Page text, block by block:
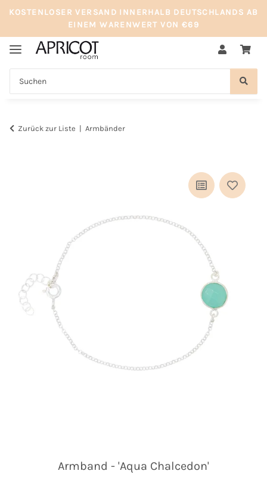
KOSTENLOSER VERSAND INNERHALB DEUTSCHLANDS AB
EINEM WARENWERT VON €69
Zurück zur Liste Armbänder
Armband - 'Aqua Chalcedon'